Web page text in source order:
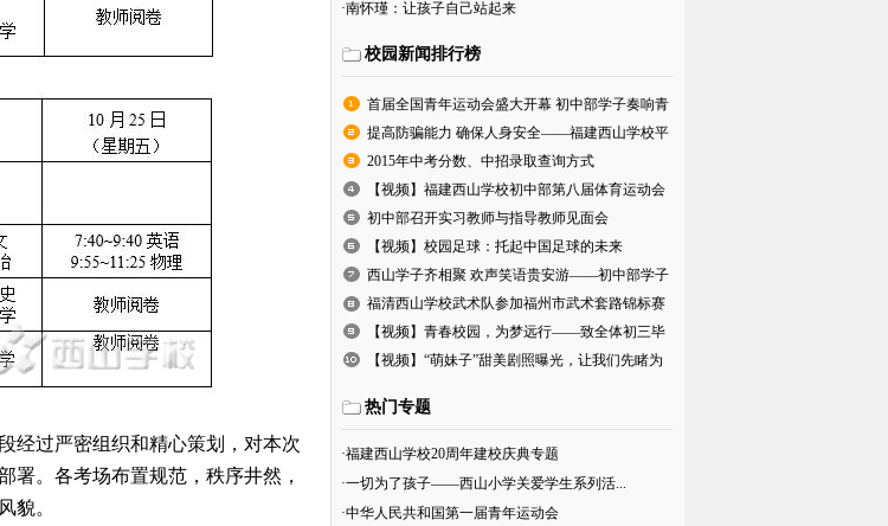
经过严密组织和精心策划，对本次
署。各考场布置规范，秩序井然，
貌。
·南怀瑾：让孩子自己站起来
校园新闻排行榜
首届全国青年运动会盛大开幕 初中部学子奏响青
春旋律
提高防骗能力 确保人身安全——福建西山学校平
安寒假
2015年中考分数、中招录取查询方式
【视频】福建西山学校初中部第八届体育运动会
盛大开幕
初中部召开实习教师与指导教师见面会
【视频】校园足球：托起中国足球的未来
西山学子齐相聚 欢声笑语贵安游——初中部学子
贵安欢
福清西山学校武术队参加福州市武术套路锦标赛
喜获佳绩
【视频】青春校园，为梦远行——致全体初三毕
业班师生
【视频】“萌妹子”甜美剧照曝光，让我们先睹为
热门专题
·福建西山学校20周年建校庆典专题
·一切为了孩子——西山小学关爱学生系列活...
·中华人民共和国第一届青年运动会